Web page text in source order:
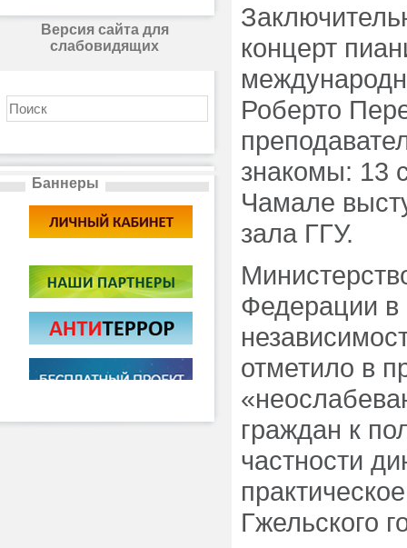
Версия сайта для
слабовидящих
Баннеры
концерт
Роберто
знакомы: 13
Чамале
зала ГГУ.
Федерации в
отметило в
граждан к
частности
Гжельского